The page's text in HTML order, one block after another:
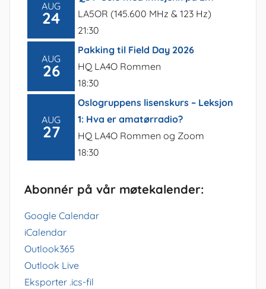
AUG
24
LA5OR (145.600 MHz & 123 Hz)
21:30
AUG
26
Pakking til Field Day 2026
HQ LA4O Rommen
18:30
AUG
27
Oslogruppens lisenskurs – Leksjon
1: Hva er amatørradio?
HQ LA4O Rommen og Zoom
18:30
Abonnér på vår møtekalender:
Google Calendar
iCalendar
Outlook365
Outlook Live
Eksporter .ics-fil